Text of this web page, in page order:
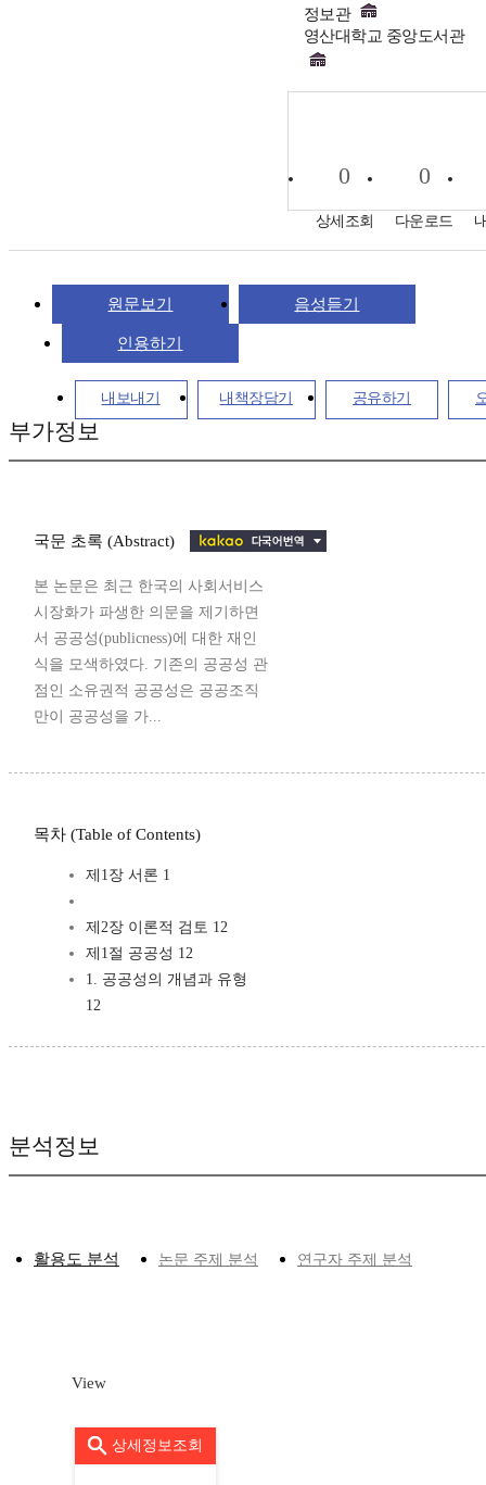
정보관
영산대학교 중앙도서관
0
상세조회
0
다운로드
원문보기 음성듣기
인용하기
내보내기 내책장담기 공유하기
부가정보
국문 초록 (Abstract)
본 논문은 최근 한국의 사회서비스
시장화가 파생한 의문을 제기하면
서 공공성(publicness)에 대한 재인
식을 모색하였다. 기존의 공공성 관
점인 소유권적 공공성은 공공조직
만이 공공성을 가...
목차 (Table of Contents)
제1장 서론 1
제2장 이론적 검토 12
제1절 공공성 12
1. 공공성의 개념과 유형
12
분석정보
활용도 분석 논문 주제 분석 연구자 주제 분석
View
상세정보조회